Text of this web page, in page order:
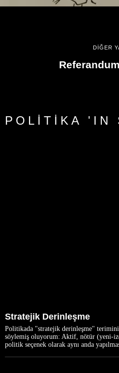
DİĞER
POLITIKA 'IN
Stratejik Derinleşme
Politikada "stratejik derinleşme"
söylemiş oluyorum: Aktif, nötür (yeni-
politik seçenek olarak aynı anda